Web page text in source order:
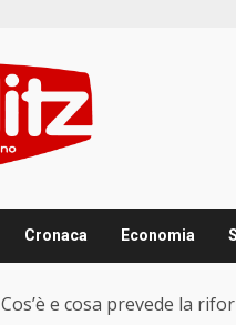
Cronaca Economia
Cos’è e cosa prevede la